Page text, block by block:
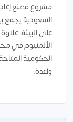
مشروع مصنع
السعودية يجمع
على البيئة.
الألمنيوم في
الحكومية
واعدة.